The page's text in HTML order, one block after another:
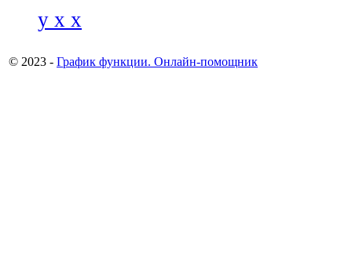
y x x
© 2023 - График функции. Онлайн-помощник